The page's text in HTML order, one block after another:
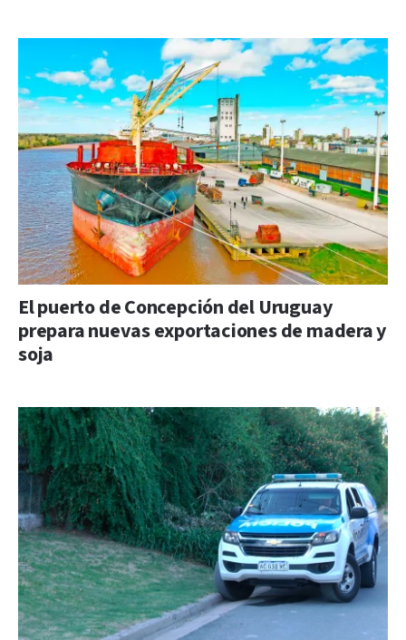
El puerto de Concepción del Uruguay
prepara nuevas exportaciones de madera y
soja